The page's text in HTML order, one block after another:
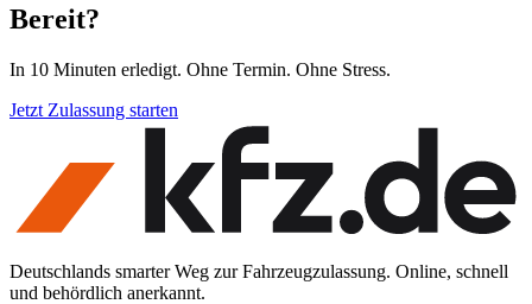
Bereit?
In 10 Minuten erledigt. Ohne Termin. Ohne Stress.
Jetzt Zulassung starten
Deutschlands smarter Weg zur Fahrzeugzulassung. Online, schnell
und behördlich anerkannt.